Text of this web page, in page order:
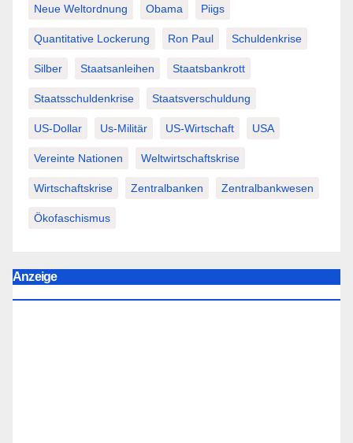
Neue Weltordnung Obama Piigs
Quantitative Lockerung Ron Paul Schuldenkrise
Silber Staatsanleihen Staatsbankrott
Staatsschuldenkrise Staatsverschuldung
US-Dollar Us-Militär US-Wirtschaft USA
Vereinte Nationen Weltwirtschaftskrise
Wirtschaftskrise Zentralbanken Zentralbankwesen
Ökofaschismus
Anzeige